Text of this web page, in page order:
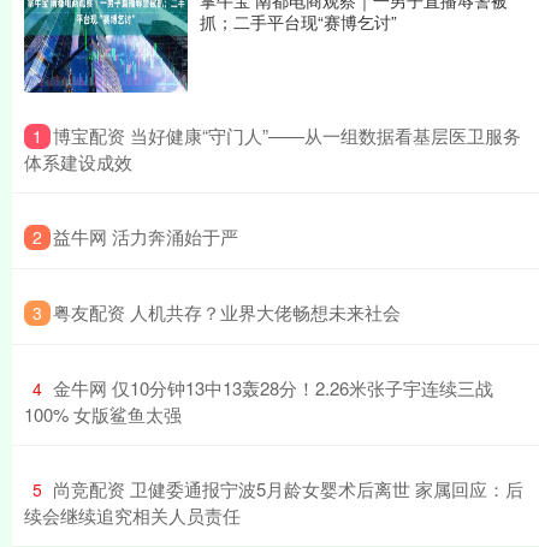
抓；二手平台现“赛博乞讨”
1 ​博宝配资 当好健康“守门人”——从一组数据看基层医卫服务
体系建设成效
2 ​益牛网 活力奔涌始于严
3 ​粤友配资 人机共存？业界大佬畅想未来社会
4 ​金牛网 仅10分钟13中13轰28分！2.26米张子宇连续三战
100% 女版鲨鱼太强
5 ​尚竞配资 卫健委通报宁波5月龄女婴术后离世 家属回应：后
续会继续追究相关人员责任